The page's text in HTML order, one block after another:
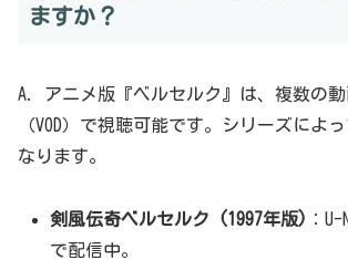
ますか？
A. アニメ版『ベルセルク』は、複数の
（VOD）で視聴可能です。シリーズによ
なります。
剣風伝奇ベルセルク (1997年版) ：
で配信中。